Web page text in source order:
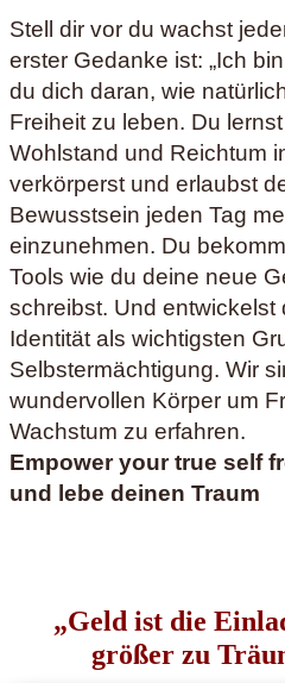
Stell dir vor du wachst
erster Gedanke ist: „Ich
du dich daran, wie
Freiheit zu leben. Du
Wohlstand und Reichtum
verkörperst und erlaubst
Bewusstsein jeden Tag
einzunehmen. Du
Tools wie du deine neue
schreibst. Und entwickelst
Identität als wichtigsten
Selbstermächtigung. Wir
wundervollen Körper um
Wachstum zu erfahren.
Empower your true self
und lebe deinen Traum
„Geld ist die
größer zu